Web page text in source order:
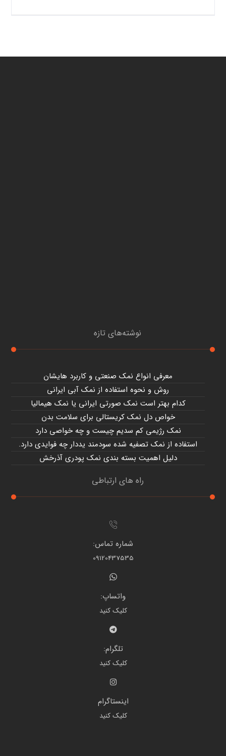
نوشته‌های تازه
معرفی انواع نمک صنعتی و کاربرد هایشان
روش و نحوه استفاده از نمک آبی ایرانی
کدام بهتر است نمک صورتی ایرانی یا نمک هیمالیا
خواص دل نمک کریستالی برای سلامت بدن
نمک رژیمی کم سدیم چیست و چه خواصی دارد
استفاده از نمک تصفیه شده سودمند یددار چه فوایدی دارد.
دلیل اهمیت بسته بندی نمک پودری آذرخش
راه های ارتباطی
شماره تماس:
09120437535
واتساپ:
کلیک کنید
تلگرام:
کلیک کنید
اینستاگرام
کلیک کنید